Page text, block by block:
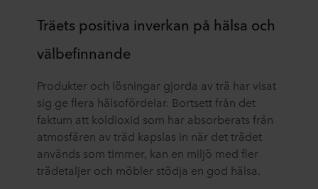
Träets positiva inverkan på hälsa och
välbefinnande
Produkter och lösningar gjorda av trä har visat
sig ge flera hälsofördelar. Bortsett från det
faktum att koldioxid som har absorberats från
atmosfären av träd kapslas in när det trädet
används som timmer, kan en miljö med fler
trädetaljer och möbler stödja en god hälsa.